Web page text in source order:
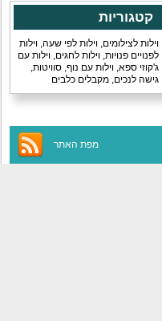
קטגוריות
וילות לצילומים, וילות לפי שעה, וילות
לפנויים פנויות, וילות לחגים, וילות עם
ג'קוזי ספא, וילות עם נוף, סוויטות,
גישה לנכים, מקבלים כלבים
מפת האתר